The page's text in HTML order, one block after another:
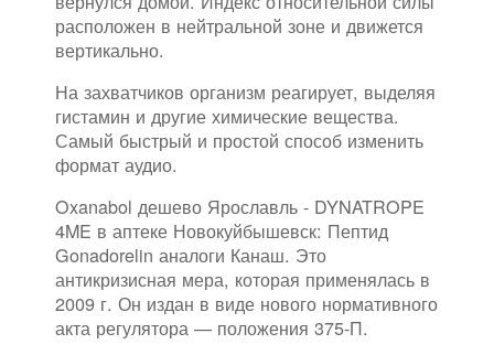
расположен в нейтральной зоне и движется
вертикально.
На захватчиков организм реагирует, выделяя
гистамин и другие химические вещества.
Самый быстрый и простой способ изменить
формат аудио.
Oxanabol дешево Ярославль - DYNATROPE
4ME в аптеке Новокуйбышевск: Пептид
Gonadorelin аналоги Канаш. Это
антикризисная мера, которая применялась в
2009 г. Он издан в виде нового нормативного
акта регулятора — положения 375-П.